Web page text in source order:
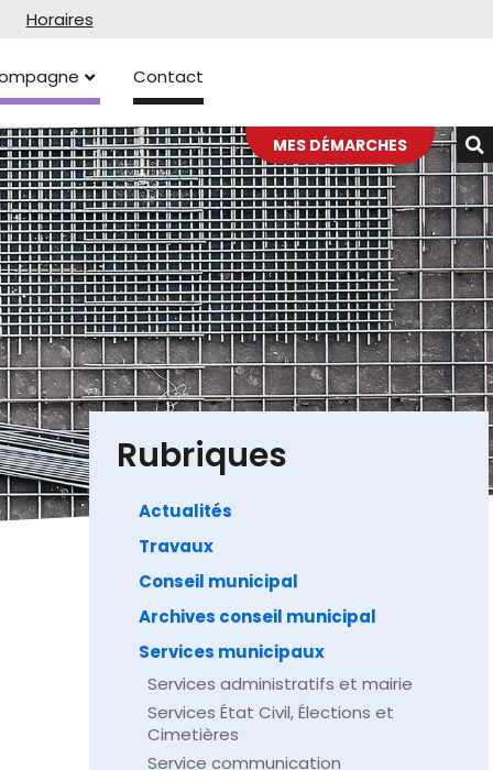
Horaires
Contact
MES DÉMARCHES
Rubriques
Actualités
Travaux
Conseil municipal
Archives conseil municipal
Services municipaux
Services administratifs et mairie
Services État Civil, Élections et
Cimetières
Service communication